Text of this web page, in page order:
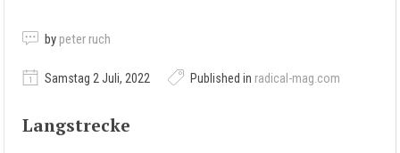
by peter ruch
Samstag 2 Juli, 2022 Published in radical-mag.com
Langstrecke